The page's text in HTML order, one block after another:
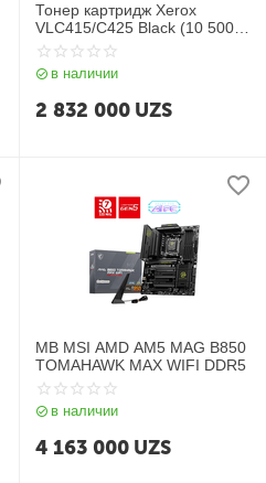
Тонер картридж Xerox
VLC415/C425 Black (10 500
стр)
в наличии
2 832 000 UZS
MB MSI AMD AM5 MAG B850
TOMAHAWK MAX WIFI DDR5
в наличии
4 163 000 UZS